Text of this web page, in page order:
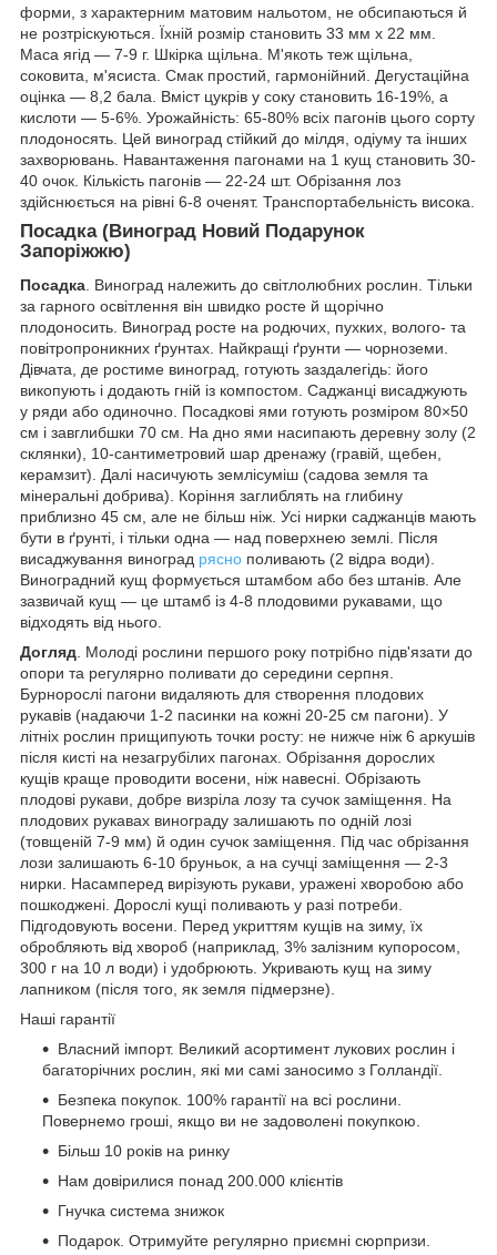
форми, з характерним матовим нальотом, не обсипаються й
не розтріскуються. Їхній розмір становить 33 мм x 22 мм.
Маса ягід — 7-9 г. Шкірка щільна. М'якоть теж щільна,
соковита, м'ясиста. Смак простий, гармонійний. Дегустаційна
оцінка — 8,2 бала. Вміст цукрів у соку становить 16-19%, а
кислоти — 5-6%. Урожайність: 65-80% всіх пагонів цього сорту
плодоносять. Цей виноград стійкий до мілдя, одіуму та інших
захворювань. Навантаження пагонами на 1 кущ становить 30-
40 очок. Кількість пагонів — 22-24 шт. Обрізання лоз
здійснюється на рівні 6-8 оченят. Транспортабельність висока.
Посадка (Виноград Новий Подарунок
Запоріжжю)
Посадка. Виноград належить до світлолюбних рослин. Тільки
за гарного освітлення він швидко росте й щорічно
плодоносить. Виноград росте на родючих, пухких, волого- та
повітропроникних ґрунтах. Найкращі ґрунти — чорноземи.
Дівчата, де ростиме виноград, готують заздалегідь: його
викопують і додають гній із компостом. Саджанці висаджують
у ряди або одиночно. Посадкові ями готують розміром 80×50
см і завглибшки 70 см. На дно ями насипають деревну золу (2
склянки), 10-сантиметровий шар дренажу (гравій, щебен,
керамзит). Далі насичують землісуміш (садова земля та
мінеральні добрива). Коріння заглиблять на глибину
приблизно 45 см, але не більш ніж. Усі нирки саджанців мають
бути в ґрунті, і тільки одна — над поверхнею землі. Після
висаджування виноград рясно поливають (2 відра води).
Виноградний кущ формується штамбом або без штанів. Але
зазвичай кущ — це штамб із 4-8 плодовими рукавами, що
відходять від нього.
Догляд. Молоді рослини першого року потрібно підв'язати до
опори та регулярно поливати до середини серпня.
Бурнорослі пагони видаляють для створення плодових
рукавів (надаючи 1-2 пасинки на кожні 20-25 см пагони). У
літніх рослин прищипують точки росту: не нижче ніж 6 аркушів
після кисті на незагрубілих пагонах. Обрізання дорослих
кущів краще проводити восени, ніж навесні. Обрізають
плодові рукави, добре визріла лозу та сучок заміщення. На
плодових рукавах винограду залишають по одній лозі
(товщеній 7-9 мм) й один сучок заміщення. Під час обрізання
лози залишають 6-10 бруньок, а на сучці заміщення — 2-3
нирки. Насамперед вирізують рукави, уражені хворобою або
пошкоджені. Дорослі кущі поливають у разі потреби.
Підгодовують восени. Перед укриттям кущів на зиму, їх
обробляють від хвороб (наприклад, 3% залізним купоросом,
300 г на 10 л води) і удобрюють. Укривають кущ на зиму
лапником (після того, як земля підмерзне).
Наші гарантії
Власний імпорт. Великий асортимент лукових рослин і
багаторічних рослин, які ми самі заносимо з Голландії.
Безпека покупок. 100% гарантії на всі рослини.
Повернемо гроші, якщо ви не задоволені покупкою.
Більш 10 років на ринку
Нам довірилися понад 200.000 клієнтів
Гнучка система знижок
Подарок. Отримуйте регулярно приємні сюрпризи.